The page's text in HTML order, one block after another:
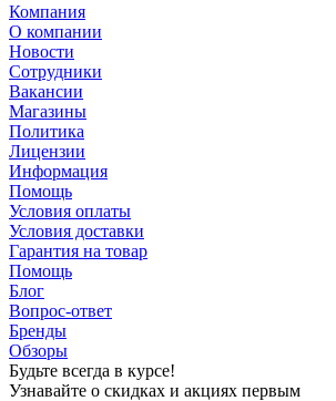
Компания
О компании
Новости
Сотрудники
Вакансии
Магазины
Политика
Лицензии
Информация
Помощь
Условия оплаты
Условия доставки
Гарантия на товар
Помощь
Блог
Вопрос-ответ
Бренды
Обзоры
Будьте всегда в курсе!
Узнавайте о скидках и акциях первым